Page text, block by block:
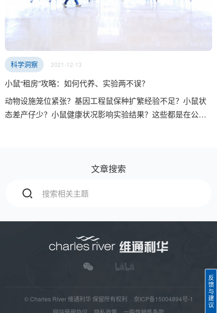
反
馈
与
建
议
科学洞察 2021-12-13
小鼠“租房”攻略：如何代养、实验两不误？
动物设施笼位紧张？基因工程鼠保种扩繁经验不足？小鼠状
态差产仔少？小鼠健康状况影响实验结果？这些都是在公共
文章搜索
© Charles River 维通利华 保留所有权利 · 京ICP备15004894号-1